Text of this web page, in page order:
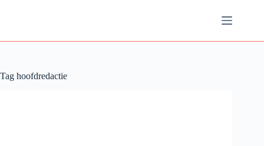
Tag hoofdredactie